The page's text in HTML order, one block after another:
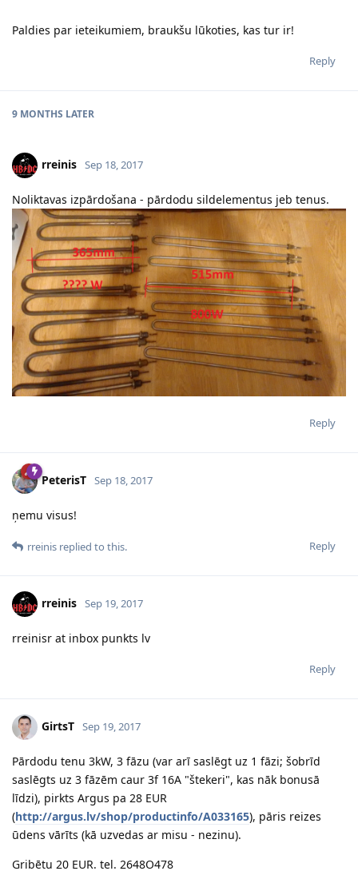
Paldies par ieteikumiem, braukšu lūkoties, kas tur ir!
Reply
9 MONTHS LATER
rreinis Sep 18, 2017
Noliktavas izpārdošana - pārdodu sildelementus jeb tenus.
Reply
PeterisT Sep 18, 2017
ņemu visus!
Reply
rreinis replied to this.
rreinis Sep 19, 2017
rreinisr at inbox punkts lv
Reply
GirtsT Sep 19, 2017
Pārdodu tenu 3kW, 3 fāzu (var arī saslēgt uz 1 fāzi; šobrīd
saslēgts uz 3 fāzēm caur 3f 16A "štekeri", kas nāk bonusā
līdzi), pirkts Argus pa 28 EUR
(http://argus.lv/shop/productinfo/A033165), pāris reizes
ūdens vārīts (kā uzvedas ar misu - nezinu).
Gribētu 20 EUR. tel. 2648O478